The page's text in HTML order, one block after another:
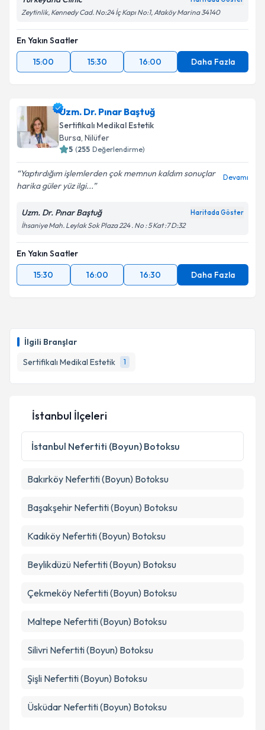
İlgili Branşlar
Sertifikalı Medikal Estetik
1
Zeytinlik, Kennedy Cad. No:24 İç Kapı No:1, Ataköy Marina 34140
En Yakın Saatler
15:00
15:30 16:00 Daha Fazla
Uzm. Dr. Pınar Baştuğ
Sertifikalı Medikal Estetik
Bursa, Nilüfer
5 (255 Değerlendirme)
Yaptırdığım işlemlerden çok memnun kaldım sonuçlar
harika güler yüz ilgi...
Devamı
Uzm. Dr. Pınar Baştuğ Haritada Göster
İhsaniye Mah. Leylak Sok Plaza 224 . No : 5 Kat :7 D:32
En Yakın Saatler
15:30
16:00 16:30 Daha Fazla
İstanbul İlçeleri
İstanbul Nefertiti (Boyun) Botoksu
Bakırköy Nefertiti (Boyun) Botoksu
Başakşehir Nefertiti (Boyun) Botoksu
Kadıköy Nefertiti (Boyun) Botoksu
Beylikdüzü Nefertiti (Boyun) Botoksu
Çekmeköy Nefertiti (Boyun) Botoksu
Maltepe Nefertiti (Boyun) Botoksu
Silivri Nefertiti (Boyun) Botoksu
Şişli Nefertiti (Boyun) Botoksu
Üsküdar Nefertiti (Boyun) Botoksu